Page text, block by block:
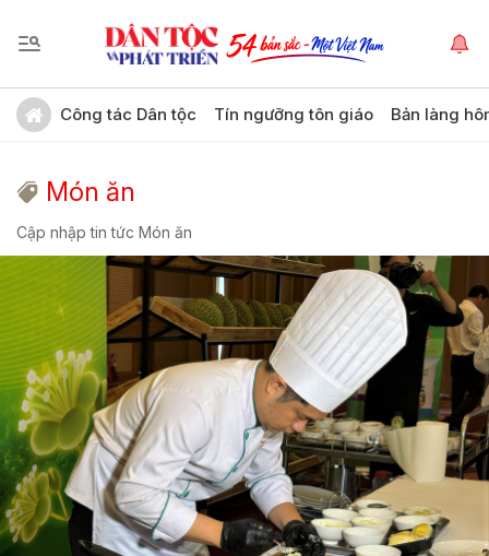
Công tác Dân tộc Tín ngưỡng tôn giáo Bản làng
Món ăn
Cập nhập tin tức Món ăn